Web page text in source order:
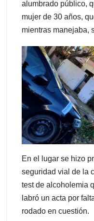
alumbrado público,
mujer de 30 años,
mientras manejaba,
En el lugar se hizo
seguridad vial de la
test de alcoholemia
labró un acta por
rodado en cuestión.